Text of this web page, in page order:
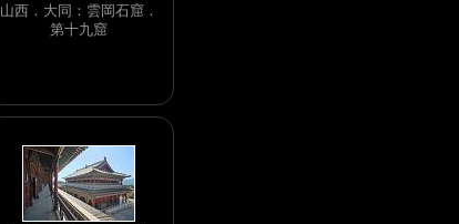
山西．大同：雲岡石窟．
第十九窟